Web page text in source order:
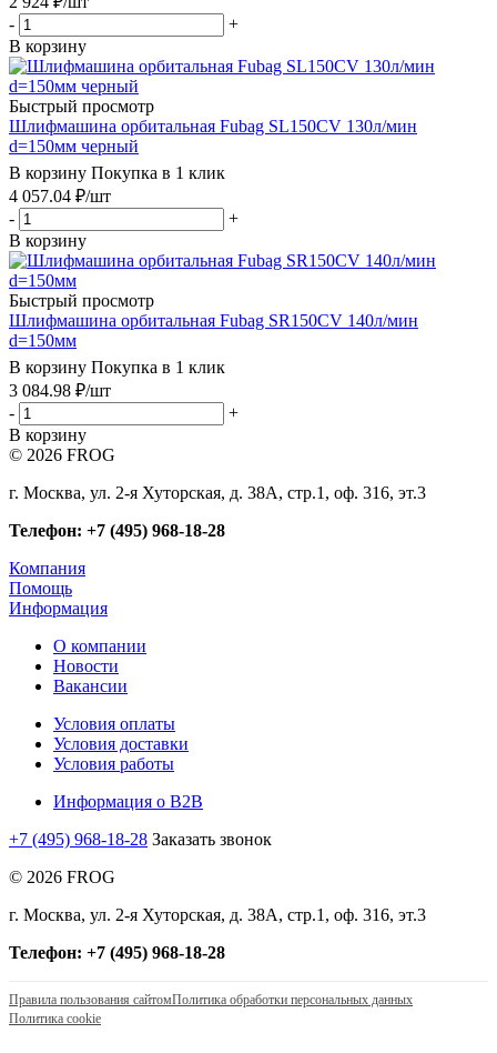
-
+
В корзину
Быстрый просмотр
Шлифмашина орбитальная Fubag SL150CV 130л/мин
d=150мм черный
В корзину Покупка в 1 клик
4 057.04 ₽/шт
-
+
В корзину
Быстрый просмотр
Шлифмашина орбитальная Fubag SR150CV 140л/мин
d=150мм
В корзину Покупка в 1 клик
3 084.98 ₽/шт
-
+
В корзину
© 2026 FROG
г. Москва, ул. 2-я Хуторская, д. 38А, стр.1, оф. 316, эт.3
Телефон: +7 (495) 968-18-28
Компания
Помощь
Информация
О компании
Новости
Вакансии
Условия оплаты
Условия доставки
Условия работы
Информация о B2B
+7 (495) 968-18-28 Заказать звонок
© 2026 FROG
г. Москва, ул. 2-я Хуторская, д. 38А, стр.1, оф. 316, эт.3
Телефон: +7 (495) 968-18-28
Правила пользования сайтомПолитика обработки персональных данных
Политика cookie